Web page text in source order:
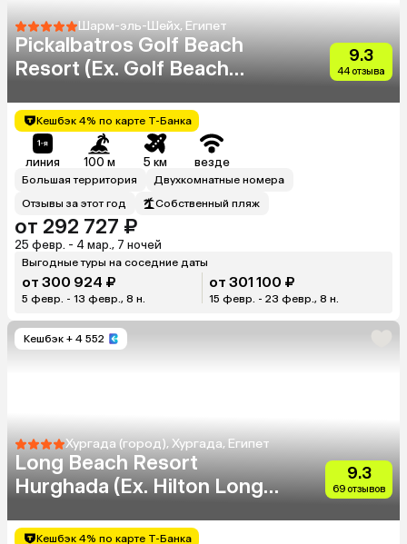
Шарм-эль-Шейх, Египет
Pickalbatros Golf Beach
Resort (Ex. Golf Beach
9.3
44 отзыва
Кешбэк 4% по карте Т-Банка
линия 100 м 5 км везде
Большая территория
Двухкомнатные номера
Отзывы за этот год
Собственный пляж
от 292 727 ₽
25 февр. - 4 мар., 7 ночей
Выгодные туры на соседние даты
от 300 924 ₽
5 февр. - 13 февр., 8 н.
от 301 100 ₽
15 февр. - 23 февр., 8 н.
Кешбэк + 4 552
Хургада (город), Хургада, Египет
Long Beach Resort
Hurghada (Ex. Hilton Long
9.3
69 отзывов
Кешбэк 4% по карте Т-Банка